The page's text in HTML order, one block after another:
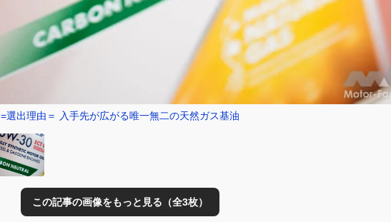
=選出理由＝ 入手先が広がる唯一無二の天然ガス基油
この記事の画像をもっと見る（全3枚）